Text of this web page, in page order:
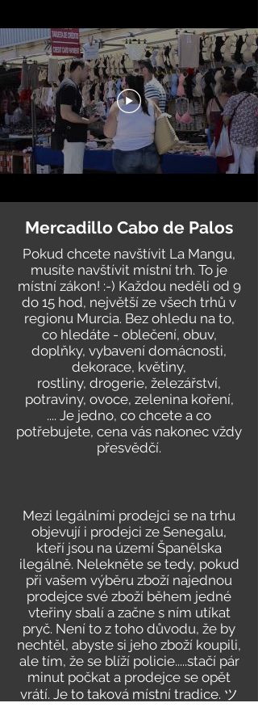
Mercadillo Cabo de Palos
Pokud chcete navštívit La Mangu,
musíte navštívit místní trh. To je
místní zákon! :-) Každou neděli od 9
do 15 hod, největší ze všech trhů v
regionu Murcia. Bez ohledu na to,
co hledáte - oblečení, obuv,
doplňky, vybavení domácnosti,
dekorace, květiny,
rostliny, drogerie, železářství,
potraviny, ovoce, zelenina koření,
.... Je jedno, co chcete a co
potřebujete, cena vás nakonec vždy
přesvědčí.
Mezi legálními prodejci se na trhu
objevují i prodejci ze Senegalu,
kteří jsou na území Španělska
ilegálně. Nelekněte se tedy, pokud
při vašem výběru zboží najednou
prodejce své zboží během jedné
vteřiny sbalí a začne s ním utíkat
pryč. Není to z toho důvodu, že by
nechtěl, abyste si jeho zboží koupili,
ale tím, že se blíží policie.....stačí pár
minut počkat a prodejce se opět
vrátí. Je to taková místní tradice. ツ